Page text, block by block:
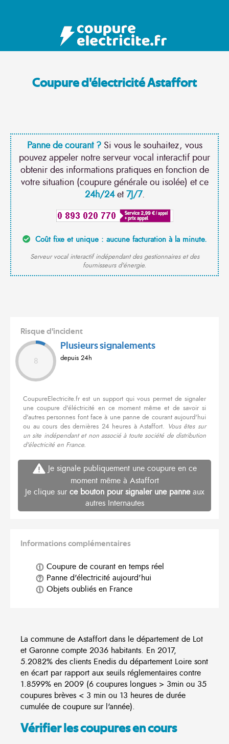
Coupure d'électricité Astaffort
Panne de courant ?Si vous le souhaitez, vous
pouvez appeler notre serveur vocal interactif pour
obtenir des informations pratiques en fonction de
votre situation (coupure générale ou isolée) et ce
24h/24et7J/7.
Coût fixe et unique : aucune facturation à la minute.
Serveur vocal interactif indépendant des gestionnaires et des
fournisseurs d'énergie.
Risque d'incident
8
Plusieurs signalements
depuis 24h
CoupureElectricite.fr est un support qui vous permet de signaler
une coupure d'éléctricité en ce moment même et de savoir si
d'autres personnes font face à une panne de courant aujourd'hui
ou au cours des dernières 24 heures à Astaffort. Vous êtes sur
un site indépendant et non associé à toute société de distribution
d'électricité en France.
Je signale publiquement une coupure en ce
moment même à Astaffort
Je clique sur ce bouton pour signaler une panneaux
autres Internautes
Informations complémentaires
Coupure de courant en temps réel
Panne d'électricité aujourd'hui
Objets oubliés en France
La commune de Astaffort dans le département de Lot
et Garonne compte 2036 habitants. En 2017,
5.2082% des clients Enedis du département Loire sont
en écart par rapport aux seuils réglementaires contre
1.8599% en 2009 (6 coupures longues > 3min ou 35
coupures brèves < 3 min ou 13 heures de durée
cumulée de coupure sur l'année).
Vérifier les coupures en cours